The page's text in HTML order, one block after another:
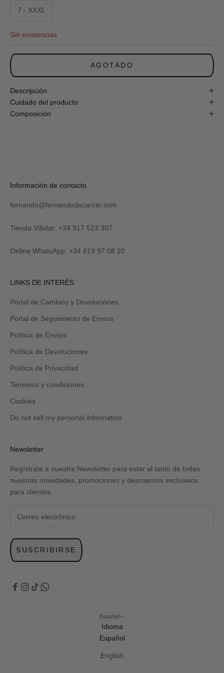
7 - XXXL
Sin existencias
AGOTADO
Descripción
Cuidado del producto
Composición
obtén
de
en
compra
online!
R
I
I
M
E
tu
al
y
recibirás
Revisa
carpeta
de
promociones
spam.
Información de contacto
fernando@fernandodecarcer.com
Tienda Villalar: +34 917 523 307
Online WhatsApp: +34 619 97 08 20
LINKS DE INTERÉS:
Portal de Cambios y Devoluciones
Portal de Seguimiento de Envíos
Política de Envíos
Política de Devoluciones
Política de Privacidad
Terminos y condiciones
Cookies
Do not sell my personal information
Newsletter
Regístrate a nuestra Newsletter para estar al tanto de todas
nuestras novedades, promociones y descuentos exclusivos
para clientes
SUSCRIBIRSE
Español
Idioma
Español
English